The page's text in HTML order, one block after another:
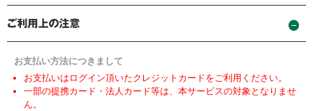
お支払い方法につきまして
お支払いはログイン頂いたクレジットカードをご利用ください。
一部の提携カード・法人カード等は、本サービスの対象となりませ
ん。